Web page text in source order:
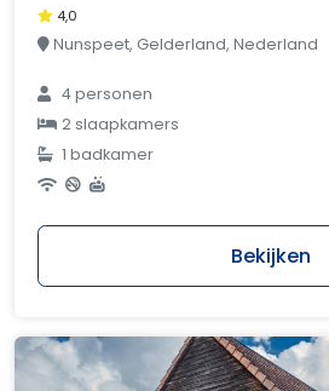
4,0
Nunspeet, Gelderland, Nederland
4 personen
2 slaapkamers
1 badkamer
Bekijken